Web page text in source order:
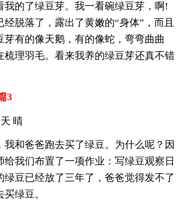
我的了绿豆芽。我一看碗绿豆芽，啊!
脱落了，露出了黄嫩的“身体”，而且
芽有的像天鹅，有的像蛇，弯弯曲曲
梳理羽毛。看来我养的绿豆芽还真不错
3
晴
和爸爸跑去买了绿豆。为什么呢？因
给我们布置了一项作业：写绿豆观察日
绿豆已经放了三年了，爸爸觉得发不了
绿豆。